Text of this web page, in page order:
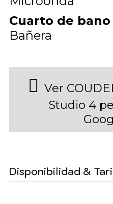
Cuarto de bano
Bañera
Ver
Studio 4
Disponibilidad &